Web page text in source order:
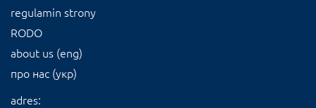
regulamin strony
RODO
about us (eng)
про нас (укр)
adres: